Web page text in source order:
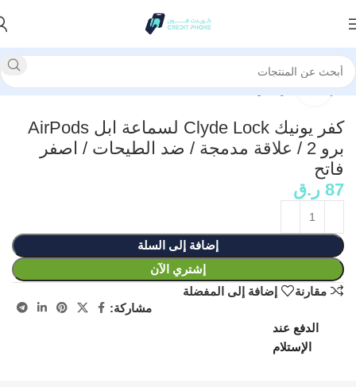
الرئيسية كفرات وحماية
انقر للتكبير
كفر يونيك Clyde Lock لسماعة ابل AirPods
برو 2 / علاقة مدمجة / ضد الطيحات / اصفر
فاتح
87 ر.ق
إضافة إلى السلة
إشتري الآن
مقارنة
إضافة إلى المفضلة
مشاركة:
الدفع عند
الإستلام